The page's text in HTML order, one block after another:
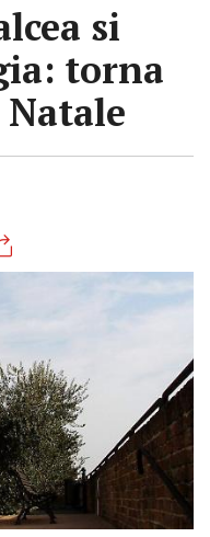
si
torna